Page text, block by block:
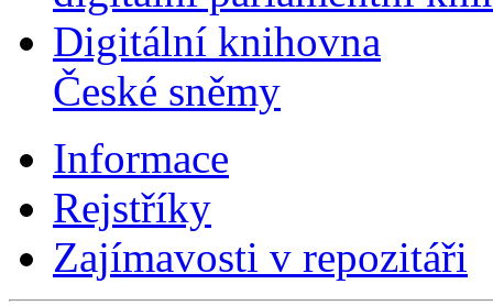
Digitální knihovna
České sněmy
Informace
Rejstříky
Zajímavosti v repozitáři